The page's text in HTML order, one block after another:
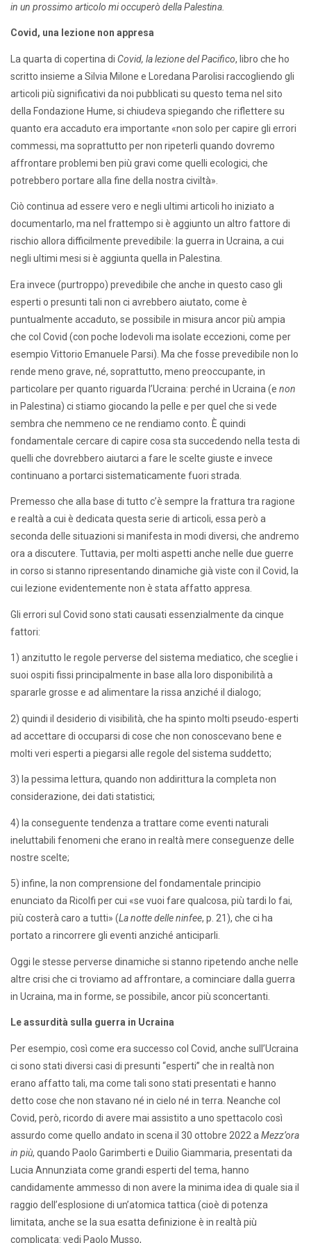
in un prossimo articolo mi occuperò della Palestina.
Covid, una lezione non appresa
La quarta di copertina di Covid, la lezione del Pacifico, libro che ho
scritto insieme a Silvia Milone e Loredana Parolisi raccogliendo gli
articoli più significativi da noi pubblicati su questo tema nel sito
della Fondazione Hume, si chiudeva spiegando che riflettere su
quanto era accaduto era importante «non solo per capire gli errori
commessi, ma soprattutto per non ripeterli quando dovremo
affrontare problemi ben più gravi come quelli ecologici, che
potrebbero portare alla fine della nostra civiltà».
Ciò continua ad essere vero e negli ultimi articoli ho iniziato a
documentarlo, ma nel frattempo si è aggiunto un altro fattore di
rischio allora difficilmente prevedibile: la guerra in Ucraina, a cui
negli ultimi mesi si è aggiunta quella in Palestina.
Era invece (purtroppo) prevedibile che anche in questo caso gli
esperti o presunti tali non ci avrebbero aiutato, come è
puntualmente accaduto, se possibile in misura ancor più ampia
che col Covid (con poche lodevoli ma isolate eccezioni, come per
esempio Vittorio Emanuele Parsi). Ma che fosse prevedibile non lo
rende meno grave, né, soprattutto, meno preoccupante, in
particolare per quanto riguarda l’Ucraina: perché in Ucraina (e non
in Palestina) ci stiamo giocando la pelle e per quel che si vede
sembra che nemmeno ce ne rendiamo conto. È quindi
fondamentale cercare di capire cosa sta succedendo nella testa di
quelli che dovrebbero aiutarci a fare le scelte giuste e invece
continuano a portarci sistematicamente fuori strada.
Premesso che alla base di tutto c’è sempre la frattura tra ragione
e realtà a cui è dedicata questa serie di articoli, essa però a
seconda delle situazioni si manifesta in modi diversi, che andremo
ora a discutere. Tuttavia, per molti aspetti anche nelle due guerre
in corso si stanno ripresentando dinamiche già viste con il Covid, la
cui lezione evidentemente non è stata affatto appresa.
Gli errori sul Covid sono stati causati essenzialmente da cinque
fattori:
1) anzitutto le regole perverse del sistema mediatico, che sceglie i
suoi ospiti fissi principalmente in base alla loro disponibilità a
spararle grosse e ad alimentare la rissa anziché il dialogo;
2) quindi il desiderio di visibilità, che ha spinto molti pseudo-esperti
ad accettare di occuparsi di cose che non conoscevano bene e
molti veri esperti a piegarsi alle regole del sistema suddetto;
3) la pessima lettura, quando non addirittura la completa non
considerazione, dei dati statistici;
4) la conseguente tendenza a trattare come eventi naturali
ineluttabili fenomeni che erano in realtà mere conseguenze delle
nostre scelte;
5) infine, la non comprensione del fondamentale principio
enunciato da Ricolfi per cui «se vuoi fare qualcosa, più tardi lo fai,
più costerà caro a tutti» (La notte delle ninfee, p. 21), che ci ha
portato a rincorrere gli eventi anziché anticiparli.
Oggi le stesse perverse dinamiche si stanno ripetendo anche nelle
altre crisi che ci troviamo ad affrontare, a cominciare dalla guerra
in Ucraina, ma in forme, se possibile, ancor più sconcertanti.
Le assurdità sulla guerra in Ucraina
Per esempio, così come era successo col Covid, anche sull’Ucraina
ci sono stati diversi casi di presunti “esperti” che in realtà non
erano affatto tali, ma come tali sono stati presentati e hanno
detto cose che non stavano né in cielo né in terra. Neanche col
Covid, però, ricordo di avere mai assistito a uno spettacolo così
assurdo come quello andato in scena il 30 ottobre 2022 a Mezz’ora
in più, quando Paolo Garimberti e Duilio Giammaria, presentati da
Lucia Annunziata come grandi esperti del tema, hanno
candidamente ammesso di non avere la minima idea di quale sia il
raggio dell’esplosione di un’atomica tattica (cioè di potenza
limitata, anche se la sua esatta definizione è in realtà più
complicata: vedi Paolo Musso,